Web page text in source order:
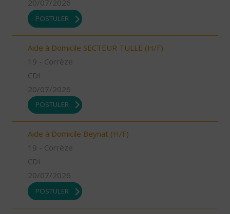
20/07/2026
POSTULER
Aide à Domicile SECTEUR TULLE (H/F)
19 - Corrèze
CDI
20/07/2026
POSTULER
Aide à Domicile Beynat (H/F)
19 - Corrèze
CDI
20/07/2026
POSTULER